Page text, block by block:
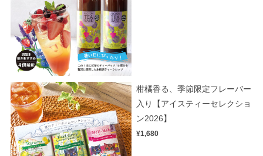
柑橘香る、季節限定フレーバー
入り【アイスティーセレクショ
ン2026】
¥1,680